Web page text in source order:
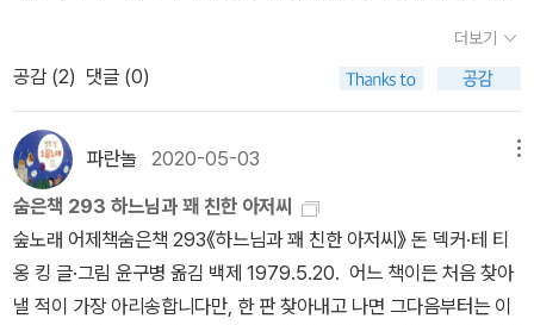
하며 보내는 네 시간이면 완벽한 하루가 된다. 생계를 위한 노동은 신
분상 깨끗한 손과 말끔한 옷, 현실세계에 대한 상아탑적 무관심에 젖
어 있는 교사에게서 기생생활의 때를 벗겨준다. (자서전 375쪽)날마
다 자연과 만나고 발 밑에 땅을 느껴라 (아름다운 186쪽)지금 이 글
을 읽고 있는 우리 친구에게 질문 하나 하지요. 오늘 하루 중 흙을 밟
아본 시간 얼마큼 되나요? 아, 글쎄요. 전혀 없었다는 친구도 있네요.
아침에 집을 나설 때, 시멘트로 된 방을 지나, 콘크리트 복도를 걸어,
철근 엘리베이터를 타게 되죠. 콘크리트 계단을 내려 시멘트 보도블
럭을 몇 번 걷다가 간혹 기름덩어리 아스팔트를 건너 학교에 들어가
에 “우리 면은 마을발전기금을 받지 않겠습니다”라 적은 걸개천이 나
부낀다. 뭘까? 뭔데? 저 걸개천은 ‘이제부터 안 받’으면서 ‘텃힘’을 안
부리겠다는 뜻인가? ‘이제까지 실컷 받’았으니 굳이 더 안 받아도 배
부르다는 뜻일까? 그렇다면 ‘이제까지 받은 돈을 뱉’겠다는 뜻인가,
아니면 여태 받은 돈을 뱉기는 어렵다는 뜻인가? 《잡초는 없다》를 되
읽었다. 1998년 여름에 처음 읽을 적에는 ‘이렇게 배움살림을 말하
는 분이 있네?’ 싶으면서도, 어딘가 께름했다. 우리 삶터(사회)로 보
자면 틀림없이 “잡초는 있다”이다. 오른켠만 그놈(권력자)이지 않다.
왼켠도 그놈(권력집단)이다. 오른켠도 왼켠도 사람을 ‘화초·약초·잡
더보기
공감 (2) 댓글 (0)
파란놀 2020-05-03
숨은책 293 하느님과 꽤 친한 아저씨
숲노래 어제책숨은책 293《하느님과 꽤 친한 아저씨》 돈 덱커·테 티
옹 킹 글·그림 윤구병 옮김 백제 1979.5.20. 어느 책이든 처음 찾아
낼 적이 가장 아리송합니다만, 한 판 찾아내고 나면 그다음부터는 이